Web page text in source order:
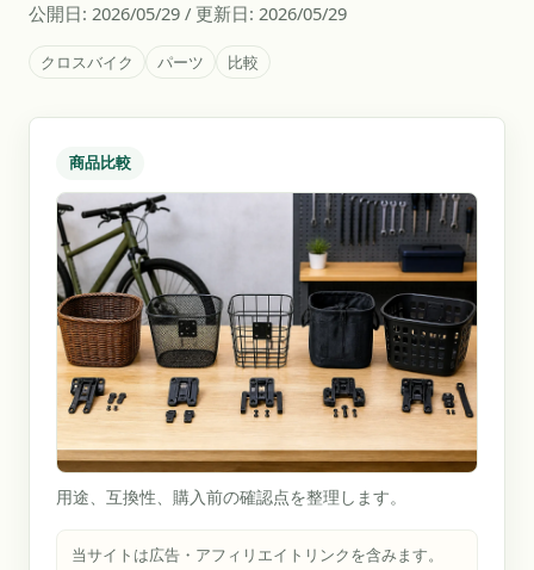
公開日: 2026/05/29 / 更新日: 2026/05/29
クロスバイク パーツ 比較
商品比較
用途、互換性、購入前の確認点を整理します。
当サイトは広告・アフィリエイトリンクを含みます。